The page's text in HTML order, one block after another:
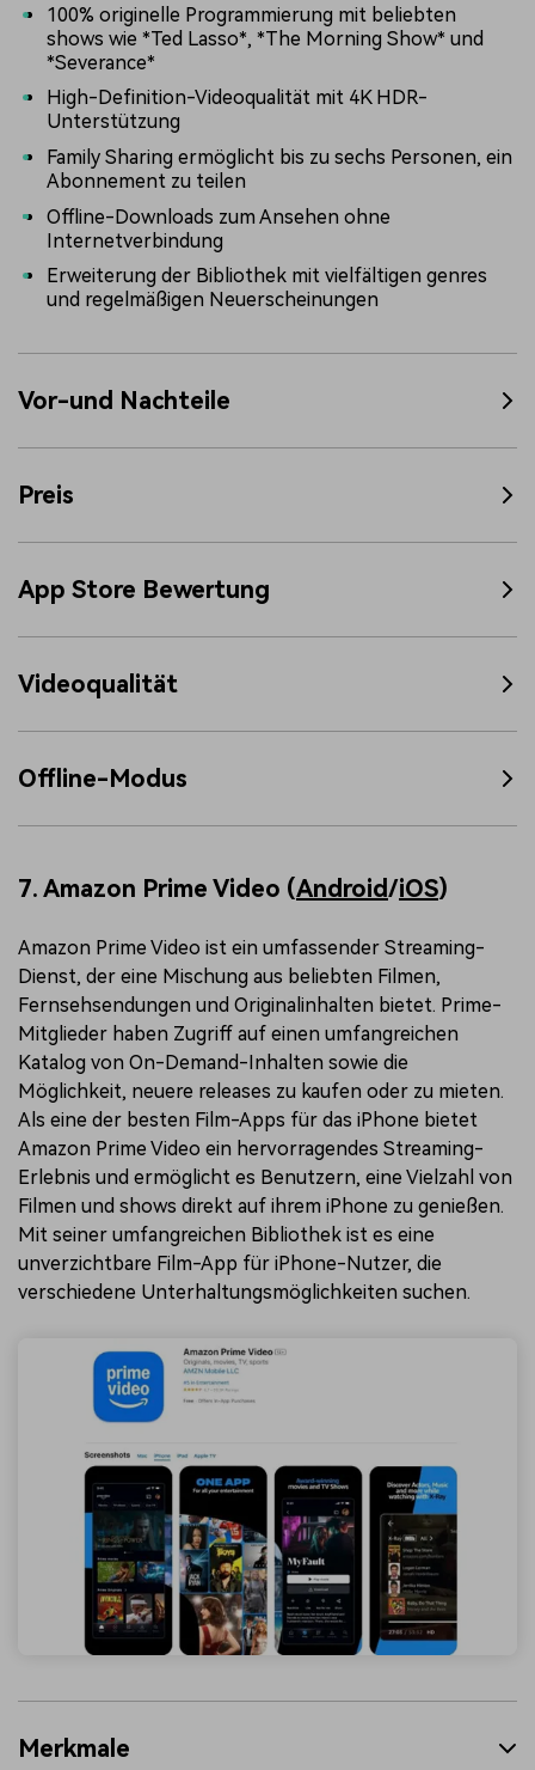
100% originelle Programmierung mit beliebten
shows wie *Ted Lasso*, *The Morning Show* und
*Severance*
High-Definition-Videoqualität mit 4K HDR-
Unterstützung
Family Sharing ermöglicht bis zu sechs Personen, ein
Abonnement zu teilen
Offline-Downloads zum Ansehen ohne
Internetverbindung
Erweiterung der Bibliothek mit vielfältigen genres
und regelmäßigen Neuerscheinungen
Vor-und Nachteile
Preis
App Store Bewertung
Videoqualität
Offline-Modus
7. Amazon Prime Video (Android/iOS)
Amazon Prime Video ist ein umfassender Streaming-
Dienst, der eine Mischung aus beliebten Filmen,
Fernsehsendungen und Originalinhalten bietet. Prime-
Mitglieder haben Zugriff auf einen umfangreichen
Katalog von On-Demand-Inhalten sowie die
Möglichkeit, neuere releases zu kaufen oder zu mieten.
Als eine der besten Film-Apps für das iPhone bietet
Amazon Prime Video ein hervorragendes Streaming-
Erlebnis und ermöglicht es Benutzern, eine Vielzahl von
Filmen und shows direkt auf ihrem iPhone zu genießen.
Mit seiner umfangreichen Bibliothek ist es eine
unverzichtbare Film-App für iPhone-Nutzer, die
verschiedene Unterhaltungsmöglichkeiten suchen.
Merkmale